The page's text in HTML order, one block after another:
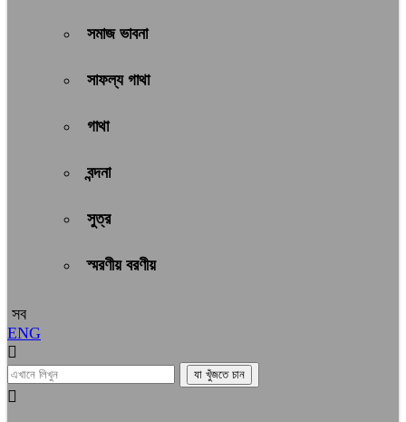
সমাজ ভাবনা
সাফল্য গাথা
গাথা
বন্দনা
সুত্র
স্মরণীয় বরণীয়
সব
ENG